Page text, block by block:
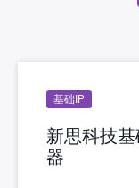
基础IP
新思科技
器